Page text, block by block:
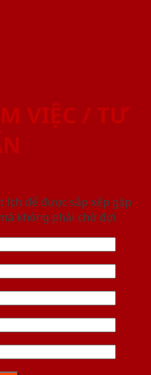
VIỆC / TƯ
để được sắp xếp gặp
không phải chờ đợi.